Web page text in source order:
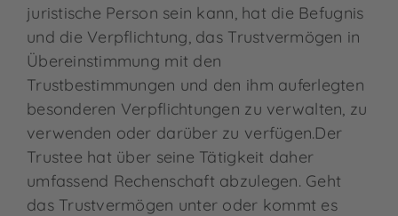
juristische Person sein kann, hat die Befugnis
und die Verpflichtung, das Trustvermögen in
Übereinstimmung mit den
Trustbestimmungen und den ihm auferlegten
besonderen Verpflichtungen zu verwalten, zu
verwenden oder darüber zu verfügen.Der
Trustee hat über seine Tätigkeit daher
umfassend Rechenschaft abzulegen. Geht
das Trustvermögen unter oder kommt es